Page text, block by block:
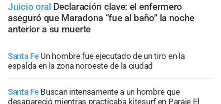
Juicio oral Declaración clave: el enfermero
aseguró que Maradona “fue al baño” la noche
anterior a su muerte
Santa Fe Un hombre fue ejecutado de un tiro en la
espalda en la zona noroeste de la ciudad
Santa Fe Buscan intensamente a un hombre que
desapareció mientras practicaba kitesurf en Paraje El